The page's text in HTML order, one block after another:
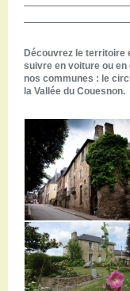
Agenda
Pratique
Nous contacter
Tourisme
Venir en groupe
Espace Pro
Découvrez le territoire
suivre en voiture ou
nos communes : le
la Vallée du Couesnon.